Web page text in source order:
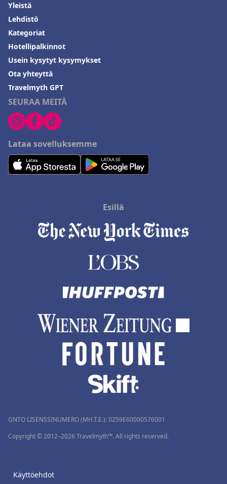
SEURAA MEITÄ
Lataa sovelluksemme
Yleistä
Lehdistö
Kategoriat
Hotellipalkinnot
Usein kysytyt kysymykset
Ota yhteyttä
Travelmyth GPT
Esillä
GNTO LISENSSINUMERO (MH.T.E.): 0259Ε60000576001
Copyright © 2012–2026 Travelmyth™. All rights reserved.
Käyttöehdot